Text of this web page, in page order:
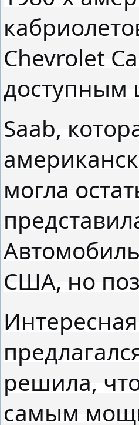
Chevrolet
доступным
Saab,
могла
США, но
решила,
самым